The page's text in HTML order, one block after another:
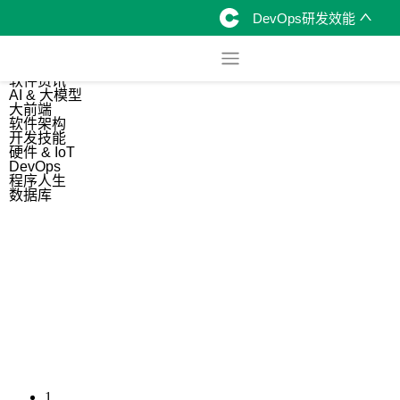
DevOps研发效能
软件资讯
AI & 大模型
大前端
软件架构
开发技能
硬件 & IoT
DevOps
程序人生
数据库
1